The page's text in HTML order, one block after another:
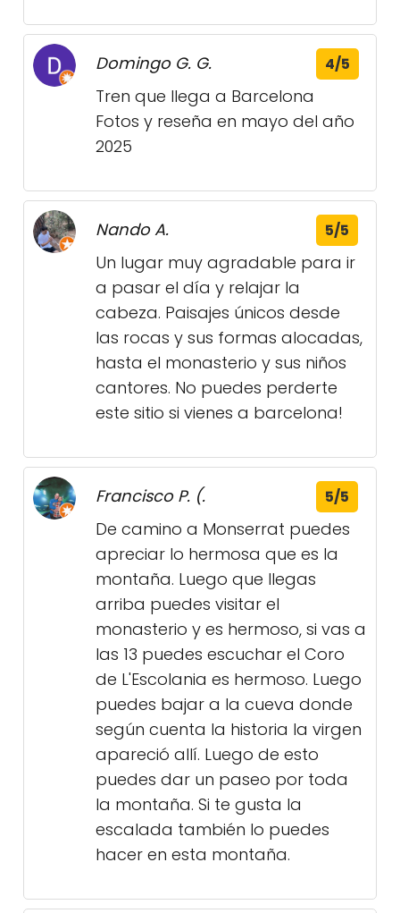
Domingo G. G. 4/5
Tren que llega a Barcelona
Fotos y reseña en mayo del año
2025
Nando A. 5/5
Un lugar muy agradable para ir
a pasar el día y relajar la
cabeza. Paisajes únicos desde
las rocas y sus formas alocadas,
hasta el monasterio y sus niños
cantores. No puedes perderte
este sitio si vienes a barcelona!
Francisco P. (. 5/5
De camino a Monserrat puedes
apreciar lo hermosa que es la
montaña. Luego que llegas
arriba puedes visitar el
monasterio y es hermoso, si vas a
las 13 puedes escuchar el Coro
de L'Escolania es hermoso. Luego
puedes bajar a la cueva donde
según cuenta la historia la virgen
apareció allí. Luego de esto
puedes dar un paseo por toda
la montaña. Si te gusta la
escalada también lo puedes
hacer en esta montaña.